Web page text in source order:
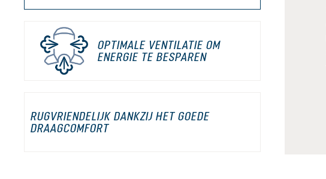
OPTIMALE VENTILATIE OM
ENERGIE TE BESPAREN
RUGVRIENDELIJK DANKZIJ HET GOEDE
DRAAGCOMFORT